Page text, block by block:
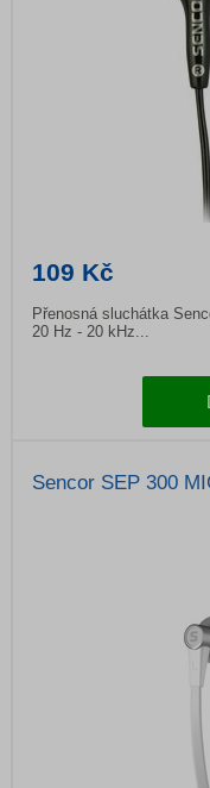
109 Kč
Přenosná sluchátka
20 Hz - 20 kHz...
Sencor SEP 300